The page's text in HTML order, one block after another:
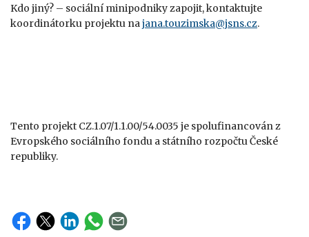
Kdo jiný? – sociální minipodniky zapojit, kontaktujte
koordinátorku projektu najana.touzimska@jsns.cz.
Tento projekt CZ.1.07/1.1.00/54.0035 je spolufinancován z
Evropského sociálního fondu a státního rozpočtu České
republiky.